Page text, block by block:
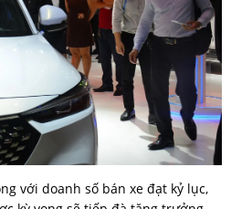
với doanh số bán xe đạt kỷ lục,